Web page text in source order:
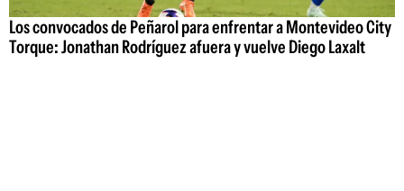
Los convocados de Peñarol para enfrentar a Montevideo City
Torque: Jonathan Rodríguez afuera y vuelve Diego Laxalt